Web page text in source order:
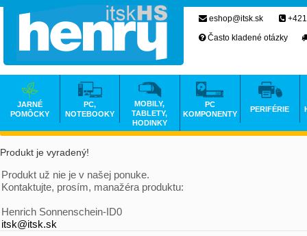
Produkt je vyradený!
Produkt už nie je v našej ponuke.
Kontaktujte, prosím, manažéra produktu:
Henrich Sonnenschein-ID0
itsk@itsk.sk
eshop@itsk.sk
Často kladené otázky
JARNÉ
POMÔCKY
PC,
NOTEBOOKY
MOBILY,
TABLETY,
HODINKY
PC
KOMPONENTY
PERIFÉRIE